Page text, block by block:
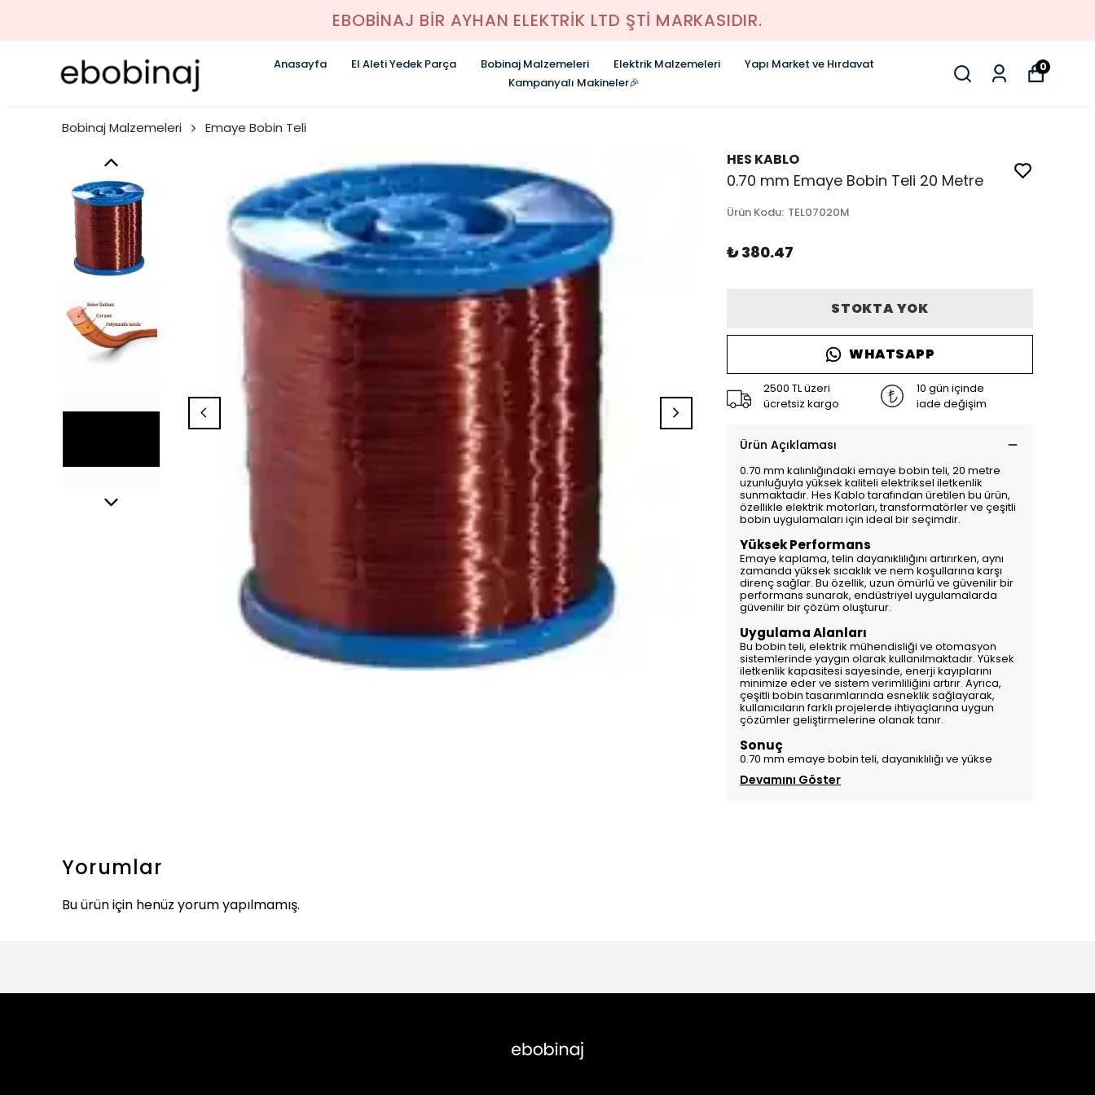
EBOBİNAJ BİR AYHAN ELEKTRİK LTD ŞTİ MARKASIDIR.
Anasayfa El Aleti Yedek Parça Bobinaj Malzemeleri Elektrik Malzemeleri
Yapı Market ve Hırdavat
Kampanyalı Makineler🎉
0
Bobinaj Malzemeleri Emaye Bobin Teli
HES KABLO
0.70 mm Emaye Bobin Teli 20 Metre
Ürün Kodu: TEL07020M
₺ 380.47
STOKTA YOK
WHATSAPP
2500 TL üzeri
ücretsiz kargo
10 gün içinde
iade değişim
Ürün Açıklaması
0.70 mm kalınlığındaki emaye bobin teli, 20 metre
uzunluğuyla yüksek kaliteli elektriksel iletkenlik
sunmaktadır. Hes Kablo tarafından üretilen bu ürün,
özellikle elektrik motorları, transformatörler ve çeşitli
bobin uygulamaları için ideal bir seçimdir.
Yüksek Performans
Emaye kaplama, telin dayanıklılığını artırırken, aynı
zamanda yüksek sıcaklık ve nem koşullarına karşı
direnç sağlar. Bu özellik, uzun ömürlü ve güvenilir bir
performans sunarak, endüstriyel uygulamalarda
güvenilir bir çözüm oluşturur.
Uygulama Alanları
Bu bobin teli, elektrik mühendisliği ve otomasyon
sistemlerinde yaygın olarak kullanılmaktadır. Yüksek
iletkenlik kapasitesi sayesinde, enerji kayıplarını
minimize eder ve sistem verimliliğini artırır. Ayrıca,
çeşitli bobin tasarımlarında esneklik sağlayarak,
kullanıcıların farklı projelerde ihtiyaçlarına uygun
çözümler geliştirmelerine olanak tanır.
Sonuç
0.70 mm emaye bobin teli, dayanıklılığı ve yükse
Devamını Göster
Yorumlar
Bu ürün için henüz yorum yapılmamış.